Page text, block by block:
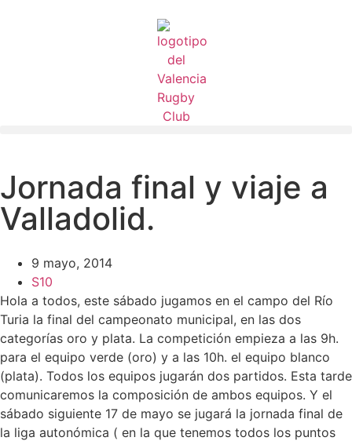
Jornada final y viaje a
Valladolid.
9 mayo, 2014
S10
Hola a todos, este sábado jugamos en el campo del Río
Turia la final del campeonato municipal, en las dos
categorías oro y plata. La competición empieza a las 9h.
para el equipo verde (oro) y a las 10h. el equipo blanco
(plata). Todos los equipos jugarán dos partidos. Esta tarde
comunicaremos la composición de ambos equipos. Y el
sábado siguiente 17 de mayo se jugará la jornada final de
la liga autonómica ( en la que tenemos todos los puntos